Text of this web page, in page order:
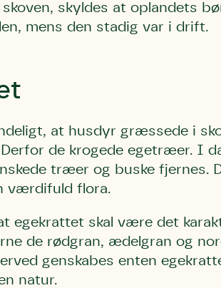
skyldes at oplandets
mens den stadig var i drift.
at husdyr græssede i
de krogede egetræer. I
træer og buske fjernes.
værdifuld flora.
egekrattet skal være det
de rødgran, ædelgran og
genskabes enten
natur.
Skriv under
Email
Danmarks
i din
Sund Limfjord
Storken
Email
Danmarks